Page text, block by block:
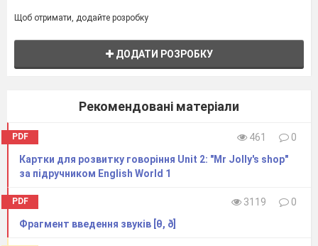
Щоб отримати, додайте розробку
ДОДАТИ РОЗРОБКУ
Рекомендовані матеріали
PDF 461
0
Картки для розвитку говоріння Unit 2: "Mr Jolly's shop"
за підручником English World 1
PDF 3119
0
Фрагмент введення звуків [θ, ð]